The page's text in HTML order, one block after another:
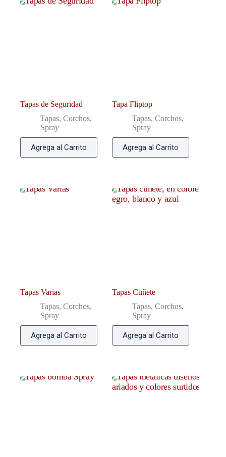
Tapas de Seguridad
Tapas, Corchos,
Spray
Agrega al Carrito
Tapa Fliptop
Tapas, Corchos,
Spray
Agrega al Carrito
Tapas Varias
Tapas, Corchos,
Spray
Agrega al Carrito
Tapas Cuñete
Tapas, Corchos,
Spray
Agrega al Carrito